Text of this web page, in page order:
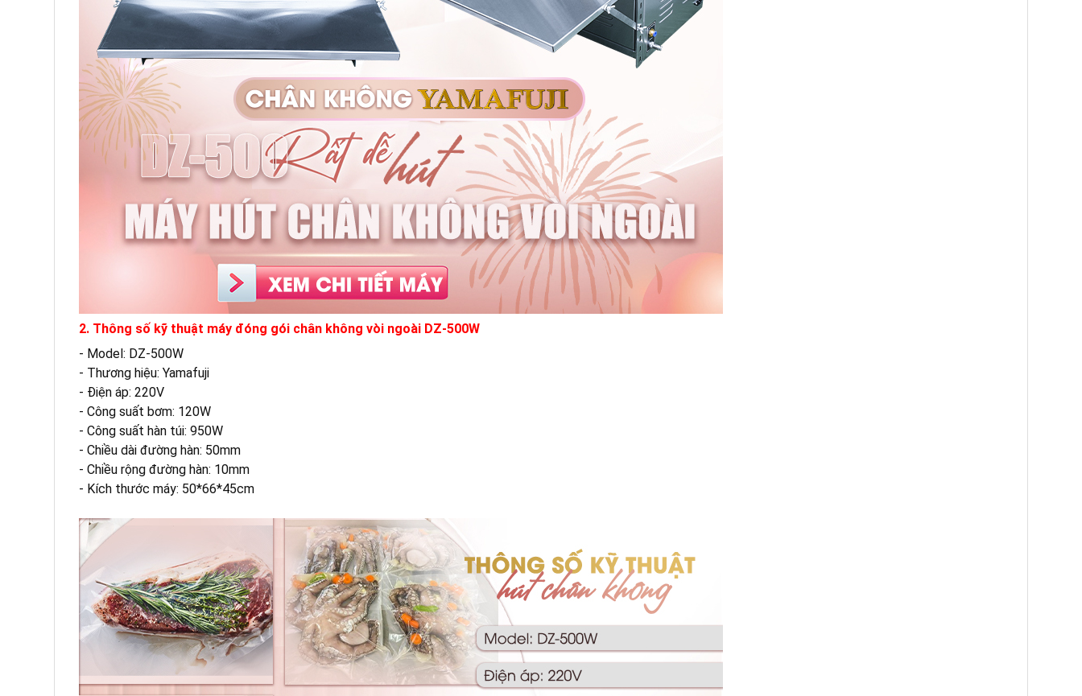
2. Thông số kỹ thuật máy đóng gói chân không vòi ngoài DZ-500W
- Model: DZ-500W
- Thương hiệu: Yamafuji
- Điện áp: 220V
- Công suất bơm: 120W
- Công suất hàn túi: 950W
- Chiều dài đường hàn: 50mm
- Chiều rộng đường hàn: 10mm
- Kích thước máy: 50*66*45cm